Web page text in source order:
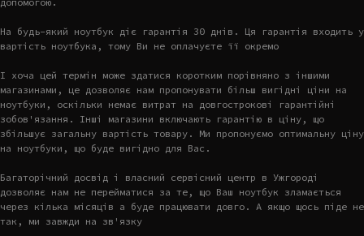
На будь-який ноутбук діє гарантія 30 днів. Ця гарантія входить у
вартість ноутбука, тому Ви не оплачуєте її окремо
І хоча цей термін може здатися коротким порівняно з іншими
магазинами, це дозволяє нам пропонувати більш вигідні ціни на
ноутбуки, оскільки немає витрат на довгострокові гарантійні
зобов'язання. Інші магазини включають гарантію в ціну, що
збільшує загальну вартість товару. Ми пропонуємо оптимальну ціну
на ноутбуки, що буде вигідно для Вас.
Багаторічний досвід і власний сервісний центр в Ужгороді
дозволяє нам не перейматися за те, що Ваш ноутбук зламається
через кілька місяців а буде працювати довго. А якщо щось піде не
так, ми завжди на зв'язку